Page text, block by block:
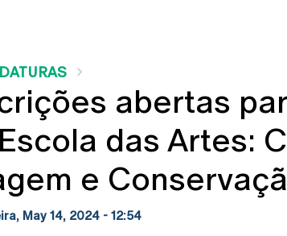
abertas
das Artes:
e
May 14, 2024 - 12:54